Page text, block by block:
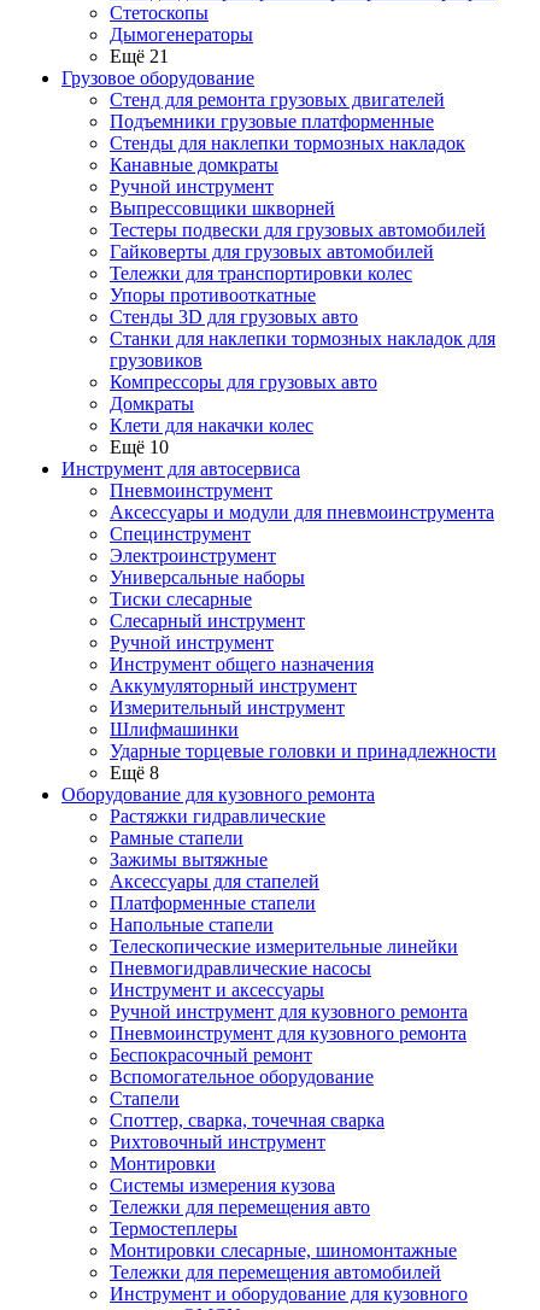
Стетоскопы
Дымогенераторы
Ещё 21
Грузовое оборудование
Стенд для ремонта грузовых двигателей
Подъемники грузовые платформенные
Стенды для наклепки тормозных накладок
Канавные домкраты
Ручной инструмент
Выпрессовщики шкворней
Тестеры подвески для грузовых автомобилей
Гайковерты для грузовых автомобилей
Тележки для транспортировки колес
Упоры противооткатные
Стенды 3D для грузовых авто
Станки для наклепки тормозных накладок для
грузовиков
Компрессоры для грузовых авто
Домкраты
Клети для накачки колес
Ещё 10
Инструмент для автосервиса
Пневмоинструмент
Аксессуары и модули для пневмоинструмента
Специнструмент
Электроинструмент
Универсальные наборы
Тиски слесарные
Слесарный инструмент
Ручной инструмент
Инструмент общего назначения
Аккумуляторный инструмент
Измерительный инструмент
Шлифмашинки
Ударные торцевые головки и принадлежности
Ещё 8
Оборудование для кузовного ремонта
Растяжки гидравлические
Рамные стапели
Зажимы вытяжные
Аксессуары для стапелей
Платформенные стапели
Напольные стапели
Телескопические измерительные линейки
Пневмогидравлические насосы
Инструмент и аксессуары
Ручной инструмент для кузовного ремонта
Пневмоинструмент для кузовного ремонта
Беспокрасочный ремонт
Вспомогательное оборудование
Стапели
Споттер, сварка, точечная сварка
Рихтовочный инструмент
Монтировки
Системы измерения кузова
Тележки для перемещения авто
Термостеплеры
Монтировки слесарные, шиномонтажные
Тележки для перемещения автомобилей
Инструмент и оборудование для кузовного